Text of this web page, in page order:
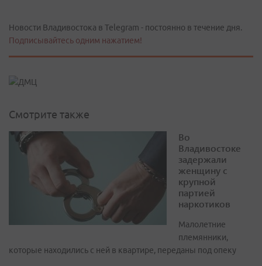
Новости Владивостока в Telegram - постоянно в течение дня.
Подписывайтесь одним нажатием!
Смотрите также
Во
Владивостоке
задержали
женщину с
крупной
партией
наркотиков
Малолетние
племянники,
которые находились с ней в квартире, переданы под опеку